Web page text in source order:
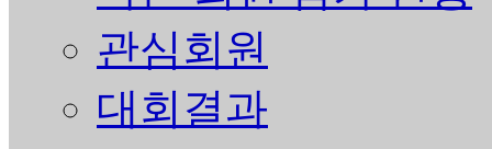
관심회원
대회결과